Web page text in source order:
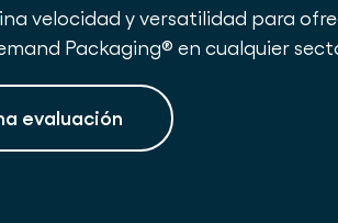
velocidad y versatilidad para
Packaging® en cualquier
evaluación